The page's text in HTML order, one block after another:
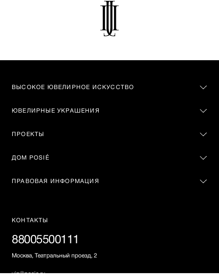
ВЫСОКОЕ ЮВЕЛИРНОЕ ИСКУССТВО
ЮВЕЛИРНЫЕ УКРАШЕНИЯ
ПРОЕКТЫ
ДОМ POSIÉ
ПРАВОВАЯ ИНФОРМАЦИЯ
КОНТАКТЫ
88005500111
Москва, Театральный проезд, 2
vip@posie.ru